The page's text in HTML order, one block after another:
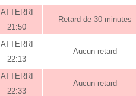
ATTERRI
21:50
Retard de 30 minutes
ATTERRI
22:13
Aucun retard
ATTERRI
22:33
Aucun retard